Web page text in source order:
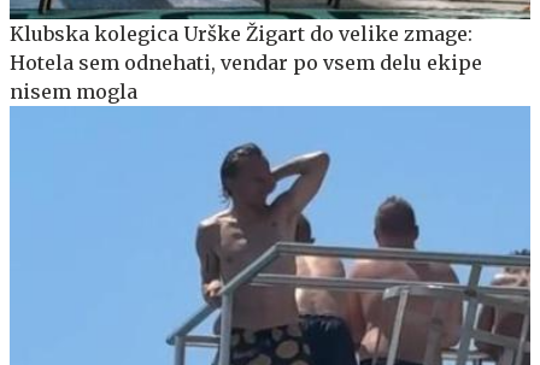
Klubska kolegica Urške Žigart do velike zmage:
Hotela sem odnehati, vendar po vsem delu ekipe
nisem mogla